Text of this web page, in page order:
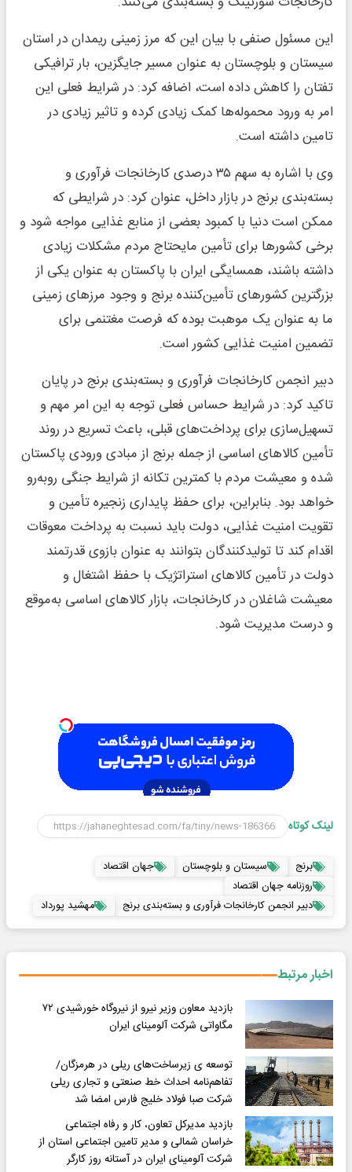
این مسئول صنفی با بیان این که مرز زمینی ریمدان در استان
سیستان و بلوچستان به عنوان مسیر جایگزین، بار ترافیکی
تفتان را کاهش داده است، اضافه کرد: در شرایط فعلی این
امر به ورود محموله‌ها کمک زیادی کرده و تاثیر زیادی در
تامین داشته است.
وی با اشاره به سهم ۳۵ درصدی کارخانجات فرآوری و
بسته‌بندی برنج در بازار داخل، عنوان کرد: در شرایطی که
ممکن است دنیا با کمبود بعضی از منابع غذایی مواجه شود و
برخی کشورها برای تأمین مایحتاج مردم مشکلات زیادی
داشته باشند، همسایگی ایران با پاکستان به عنوان یکی از
بزرگترین کشورهای تأمین‌کننده برنج و وجود مرزهای زمینی
ما به عنوان یک موهبت بوده که فرصت مغتنمی برای
تضمین امنیت غذایی کشور است.
دبیر انجمن کارخانجات فرآوری و بسته‌بندی برنج در پایان
تاکید کرد: در شرایط حساس فعلی توجه به این امر مهم و
تسهیل‌سازی برای پرداخت‌های قبلی، باعث تسریع در روند
تأمین کالاهای اساسی از جمله برنج از مبادی ورودی پاکستان
شده و معیشت مردم با کمترین تکانه از شرایط جنگی روبه‌رو
خواهد بود. بنابراین، برای حفظ پایداری زنجیره تأمین و
تقویت امنیت غذایی، دولت باید نسبت به پرداخت معوقات
اقدام کند تا تولیدکنندگان بتوانند به عنوان بازوی قدرتمند
دولت در تأمین کالاهای استراتژیک با حفظ اشتغال و
معیشت شاغلان در کارخانجات، بازار کالاهای اساسی به‌موقع
و درست مدیریت شود.
لینک کوتاه
برنج سیستان و بلوچستان
جهان اقتصاد
روزنامه جهان اقتصاد
دبیر انجمن کارخانجات فرآوری و بسته‌بندی برنج
مهشید پورداد
اخبار مرتبط
بازدید معاون وزیر نیرو از نیروگاه خورشیدی ۷۲
مگاواتی شرکت آلومینای ایران
توسعه ی زیرساخت‌های ریلی در هرمزگان/
تفاهم‌نامه احداث خط صنعتی و تجاری ریلی
شرکت صبا فولاد خلیج فارس امضا شد
بازدید مدیرکل تعاون، کار و رفاه اجتماعی
خراسان شمالی و مدیر تامین اجتماعی استان از
شرکت آلومینای ایران در آستانه روز کارگر